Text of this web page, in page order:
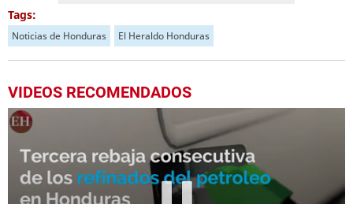
Tags:
Noticias de Honduras El Heraldo Honduras
VIDEOS RECOMENDADOS